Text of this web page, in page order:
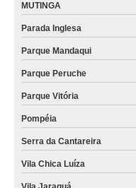
MUTINGA
Parada Inglesa
Parque Mandaqui
Parque Peruche
Parque Vitória
Pompéia
Serra da Cantareira
Vila Chica Luíza